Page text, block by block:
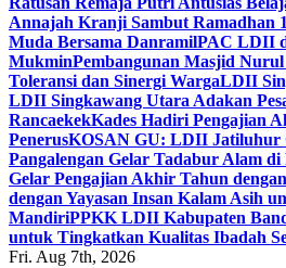
Annajah Kranji Sambut Ramadhan
Muda Bersama DanramilPAC LDII
MukminPembangunan Masjid
Toleransi dan Sinergi WargaLDII
LDII Singkawang Utara Adakan
RancaekekKades Hadiri Pengajian
PenerusKOSAN GU: LDII Jatiluhur
Pangalengan Gelar Tadabur Alam
Gelar Pengajian Akhir Tahun
dengan Yayasan Insan Kalam Asih
MandiriPPKK LDII Kabupaten
untuk Tingkatkan Kualitas Ibadah
Fri. Aug 7th, 2026